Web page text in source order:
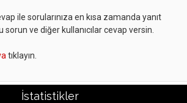
ile sorularınıza en kısa zamanda yanıt
ve diğer kullanıcılar cevap versin.
tıklayın.
İstatistikler